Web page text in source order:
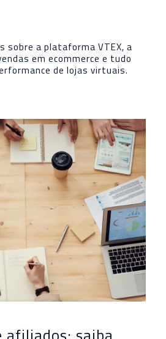
sobre a plataforma VTEX, a
em ecommerce e tudo
de lojas virtuais.